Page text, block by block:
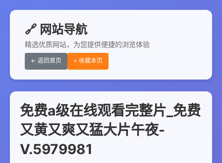
🔗 网站导航
精选优质网站，为您提供便捷的浏览体验
← 返回首页 ⭐ 收藏本页
免费a级在线观看完整片_免费
又黄又爽又猛大片午夜-
V.5979981